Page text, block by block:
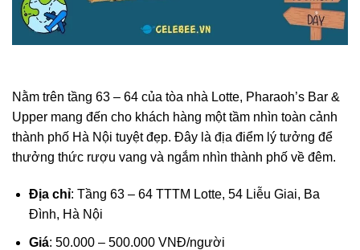
Nằm trên tầng 63 – 64 của tòa nhà Lotte, Pharaoh’s Bar &
Upper mang đến cho khách hàng một tầm nhìn toàn cảnh
thành phố Hà Nội tuyệt đẹp. Đây là địa điểm lý tưởng để
thưởng thức rượu vang và ngắm nhìn thành phố về đêm.
Địa chỉ: Tầng 63 – 64 TTTM Lotte, 54 Liễu Giai, Ba
Đình, Hà Nội
Giá: 50.000 – 500.000 VNĐ/người